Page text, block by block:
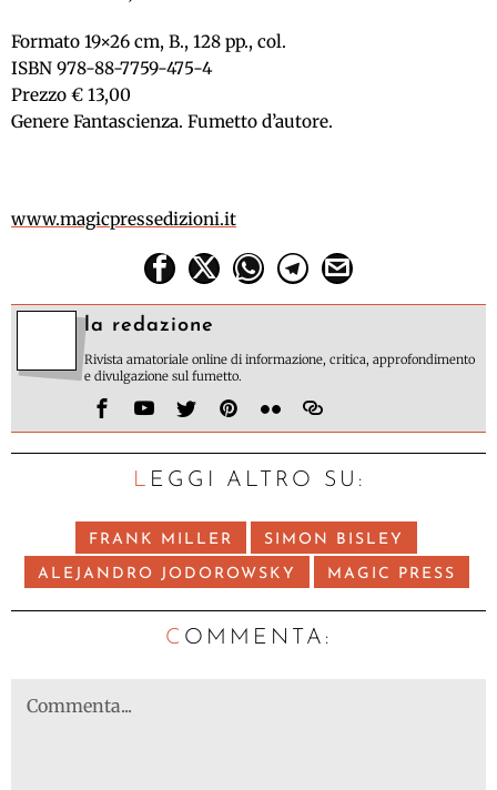
Formato 19×26 cm, B., 128 pp., col.
ISBN 978-88-7759-475-4
Prezzo € 13,00
Genere Fantascienza. Fumetto d’autore.
www.magicpressedizioni.it
la redazione
Rivista amatoriale online di informazione, critica, approfondimento
e divulgazione sul fumetto.
LEGGI ALTRO SU:
FRANK MILLER SIMON BISLEY
ALEJANDRO JODOROWSKY MAGIC PRESS
C OMMENTA: